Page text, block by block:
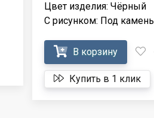
Цвет изделия: Чёрный
С рисунком: Под камень
В корзину
Купить в 1 клик